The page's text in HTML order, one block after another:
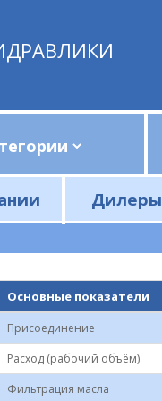
Дилеры
Основные показатели
Присоединение
Расход (рабочий объём)
Фильтрация масла